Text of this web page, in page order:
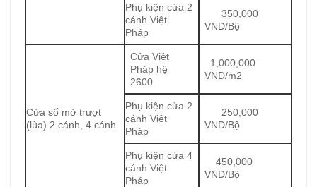
Phụ kiện cửa 2
cánh Việt
Pháp
350,000
VND/Bộ
Cửa sổ mở trượt
(lùa) 2 cánh, 4 cánh
Cửa Việt
Pháp hệ
2600
1,000,000
VND/m2
Phụ kiện cửa 2
cánh Việt
Pháp
250,000
VND/Bộ
Phụ kiện cửa 4
cánh Việt
Pháp
450,000
VND/Bộ